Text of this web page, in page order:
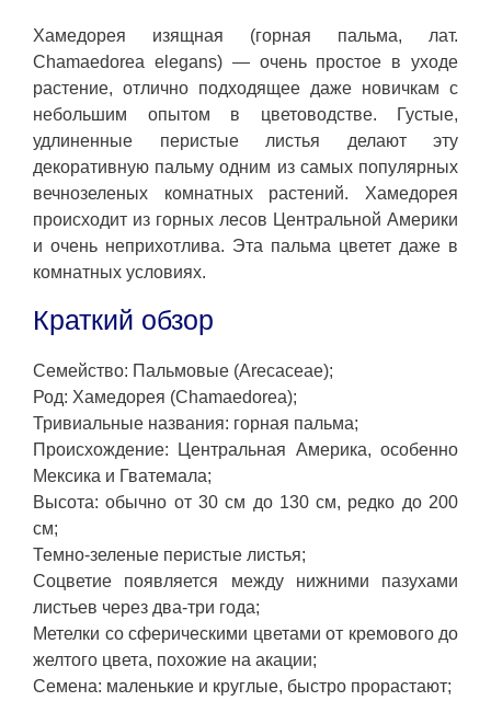
Хамедорея изящная (горная пальма, лат.
Chamaedorea elegans) — очень простое в уходе
растение, отлично подходящее даже новичкам с
небольшим опытом в цветоводстве. Густые,
удлиненные перистые листья делают эту
декоративную пальму одним из самых популярных
вечнозеленых комнатных растений. Хамедорея
происходит из горных лесов Центральной Америки
и очень неприхотлива. Эта пальма цветет даже в
комнатных условиях.
Краткий обзор
Семейство: Пальмовые (Arecaceae);
Род: Хамедорея (Chamaedorea);
Тривиальные названия: горная пальма;
Происхождение: Центральная Америка, особенно
Мексика и Гватемала;
Высота: обычно от 30 см до 130 см, редко до 200
см;
Темно-зеленые перистые листья;
Соцветие появляется между нижними пазухами
листьев через два-три года;
Метелки со сферическими цветами от кремового до
желтого цвета, похожие на акации;
Семена: маленькие и круглые, быстро прорастают;